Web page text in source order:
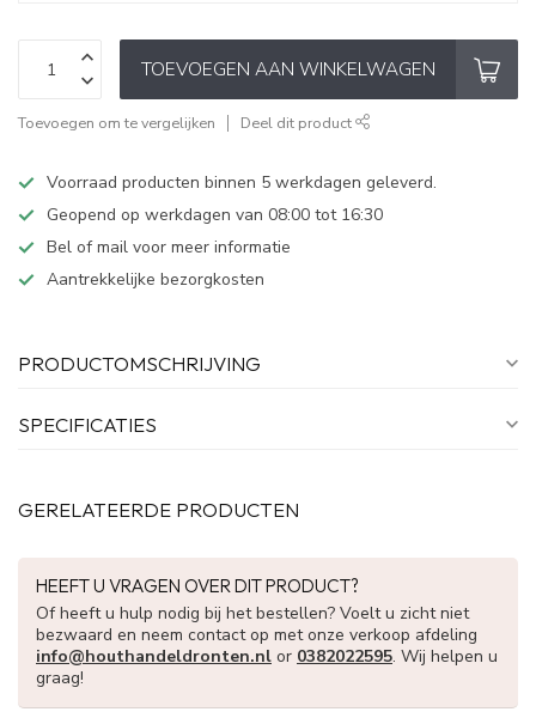
TOEVOEGEN AAN WINKELWAGEN
Toevoegen om te vergelijken Deel dit product
Voorraad producten binnen 5 werkdagen geleverd.
Geopend op werkdagen van 08:00 tot 16:30
Bel of mail voor meer informatie
Aantrekkelijke bezorgkosten
PRODUCTOMSCHRIJVING
SPECIFICATIES
GERELATEERDE PRODUCTEN
HEEFT U VRAGEN OVER DIT PRODUCT?
Of heeft u hulp nodig bij het bestellen? Voelt u zicht niet
bezwaard en neem contact op met onze verkoop afdeling
info@houthandeldronten.nl or 0382022595. Wij helpen u
graag!